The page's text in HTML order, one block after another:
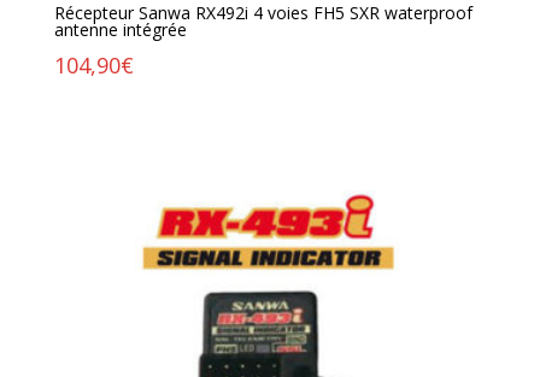
Récepteur Sanwa RX492i 4 voies FH5 SXR waterproof
antenne intégrée
104,90€